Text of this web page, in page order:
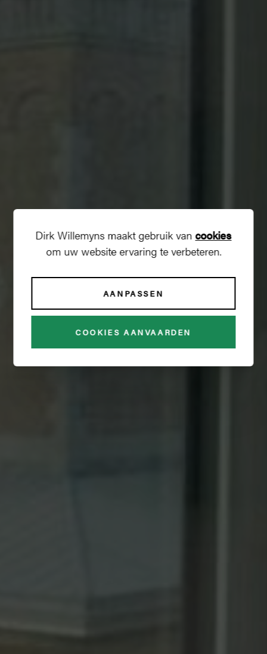
AMBROSE
€ 3 000 + € 150
Dirk Willemyns maakt gebruik vancookies
om uw website ervaring te verbeteren.
AANPASSEN
COOKIES AANVAARDEN